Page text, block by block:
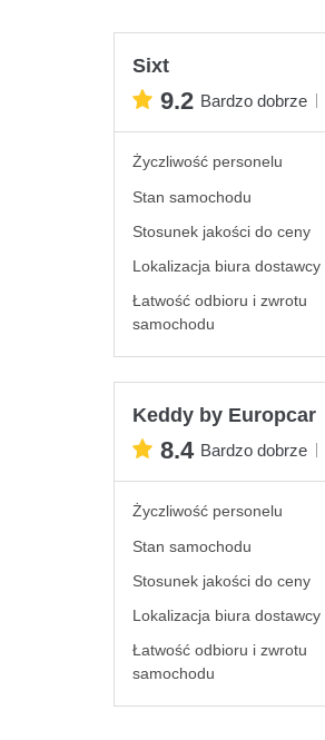
Sixt
9.2 Bardzo dobrze
Życzliwość personelu
Stan samochodu
Stosunek jakości do ceny
Lokalizacja biura dostawcy
Łatwość odbioru i zwrotu
samochodu
Keddy by Europcar
8.4 Bardzo dobrze
Życzliwość personelu
Stan samochodu
Stosunek jakości do ceny
Lokalizacja biura dostawcy
Łatwość odbioru i zwrotu
samochodu